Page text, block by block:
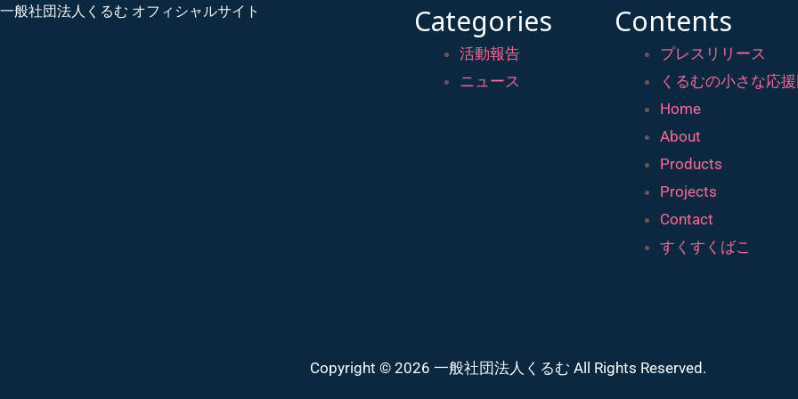
一般社団法人くるむ オフィシャルサイト Categories
活動報告
ニュース
Contents
プレスリリース
くるむの小さな応
Home
About
Products
Projects
Contact
すくすくばこ
Copyright © 2026 一般社団法人くるむ All Rights Reserved.